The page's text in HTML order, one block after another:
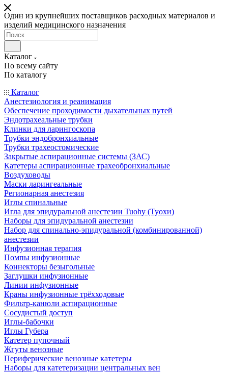
Один из крупнейших поставщиков расходных материалов и
изделий медицинского назначения
Каталог
По всему сайту
По каталогу
Каталог
Анестезиология и реанимация
Обеспечение проходимости дыхательных путей
Эндотрахеальные трубки
Клинки для ларингоскопа
Трубки эндобронхиальные
Трубки трахеостомические
Закрытые аспирационные системы (ЗАС)
Катетеры аспирационные трахеобронхиальные
Воздуховоды
Маски ларингеальные
Регионарная анестезия
Иглы спинальные
Игла для эпидуральной анестезии Tuohy (Туохи)
Наборы для эпидуральной анестезии
Набор для спинально-эпидуральной (комбинированной)
анестезии
Инфузионная терапия
Помпы инфузионные
Коннекторы безыгольные
Заглушки инфузионные
Линии инфузионные
Краны инфузионные трёхходовые
Фильтр-канюли аспирационные
Сосудистый доступ
Иглы-бабочки
Иглы Губера
Катетер пупочный
Жгуты венозные
Периферические венозные катетеры
Наборы для катетеризации центральных вен